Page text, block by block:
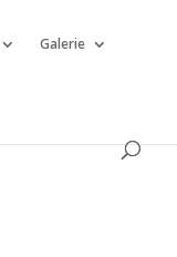
Galerie